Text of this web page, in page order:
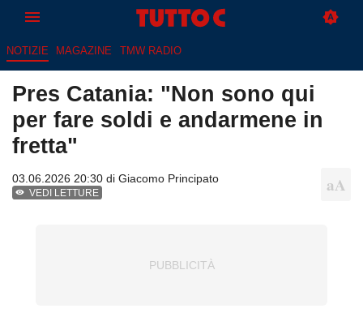
NOTIZIE MAGAZINE TMW RADIO
Pres Catania: "Non sono qui
per fare soldi e andarmene in
fretta"
03.06.2026 20:30 di Giacomo Principato
VEDI LETTURE